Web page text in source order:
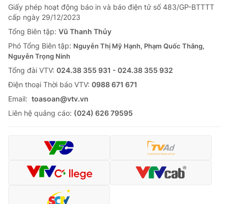
Giấy phép hoạt động báo in và báo điện tử số 483/GP-BTTTT
cấp ngày 29/12/2023
Tổng Biên tập: Vũ Thanh Thủy
Phó Tổng Biên tập: Nguyễn Thị Mỹ Hạnh, Phạm Quốc Thắng,
Nguyễn Trọng Ninh
Tổng đài VTV: 024.38 355 931 - 024.38 355 932
Ðiện thoại Thời báo VTV: 0988 671 671
Email: toasoan@vtv.vn
Liên hệ quảng cáo: (024) 626 79595